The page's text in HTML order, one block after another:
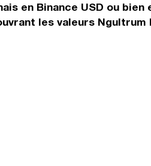
en Binance USD ou
les valeurs Ngultrum